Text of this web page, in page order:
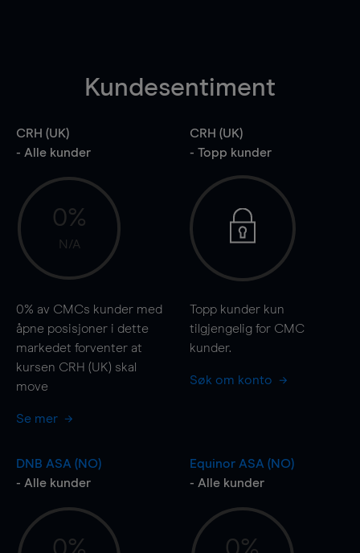
Kundesentiment
CRH (UK)
- Alle kunder
0%
N/A
0% av CMCs kunder med
åpne posisjoner i dette
markedet forventer at
kursen CRH (UK) skal
move
Se mer
CRH (UK)
- Topp kunder
Topp kunder kun
tilgjengelig for CMC
kunder.
Søk om konto
DNB ASA (NO)
- Alle kunder
Equinor ASA (NO)
- Alle kunder